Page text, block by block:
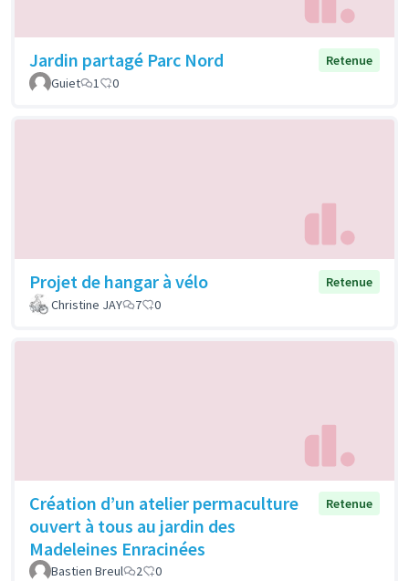
Jardin partagé Parc Nord
Retenue
Guiet
1 0
Projet de hangar à vélo
Retenue
Christine JAY
7 0
Création d’un atelier permaculture
ouvert à tous au jardin des
Madeleines Enracinées
Retenue
Bastien Breul 2 0